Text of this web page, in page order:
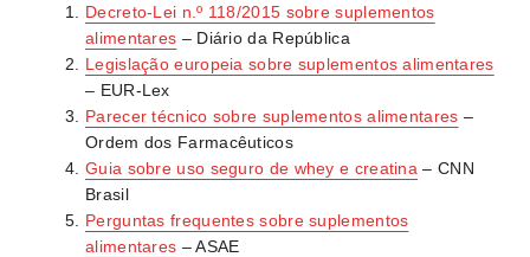
nacional de farmacovigilância. Esta informação ajuda
as autoridades a monitorizar a segurança dos
produtos no mercado.
Decreto-Lei n.º 118/2015 sobre suplementos
alimentares – Diário da República
Legislação europeia sobre suplementos alimentares
– EUR-Lex
Parecer técnico sobre suplementos alimentares –
Ordem dos Farmacêuticos
Guia sobre uso seguro de whey e creatina – CNN
Brasil
Perguntas frequentes sobre suplementos
alimentares – ASAE